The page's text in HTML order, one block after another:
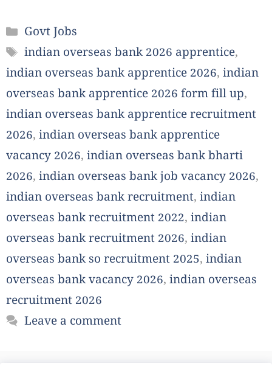
Categories
Govt Jobs
Tags
indian overseas bank 2026 apprentice,
indian overseas bank apprentice 2026, indian
overseas bank apprentice 2026 form fill up,
indian overseas bank apprentice recruitment
2026, indian overseas bank apprentice
vacancy 2026, indian overseas bank bharti
2026, indian overseas bank job vacancy 2026,
indian overseas bank recruitment, indian
overseas bank recruitment 2022, indian
overseas bank recruitment 2026, indian
overseas bank so recruitment 2025, indian
overseas bank vacancy 2026, indian overseas
recruitment 2026
Leave a comment